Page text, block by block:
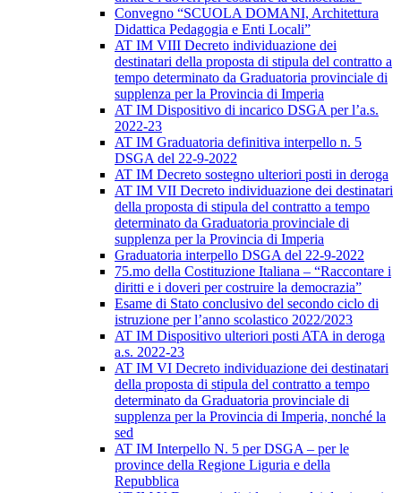
Convegno “SCUOLA DOMANI, Architettura
Didattica Pedagogia e Enti Locali”
AT IM VIII Decreto individuazione dei
destinatari della proposta di stipula del contratto a
tempo determinato da Graduatoria provinciale di
supplenza per la Provincia di Imperia
AT IM Dispositivo di incarico DSGA per l’a.s.
2022-23
AT IM Graduatoria definitiva interpello n. 5
DSGA del 22-9-2022
AT IM Decreto sostegno ulteriori posti in deroga
AT IM VII Decreto individuazione dei destinatari
della proposta di stipula del contratto a tempo
determinato da Graduatoria provinciale di
supplenza per la Provincia di Imperia
Graduatoria interpello DSGA del 22-9-2022
75.mo della Costituzione Italiana – “Raccontare i
diritti e i doveri per costruire la democrazia”
Esame di Stato conclusivo del secondo ciclo di
istruzione per l’anno scolastico 2022/2023
AT IM Dispositivo ulteriori posti ATA in deroga
a.s. 2022-23
AT IM VI Decreto individuazione dei destinatari
della proposta di stipula del contratto a tempo
determinato da Graduatoria provinciale di
supplenza per la Provincia di Imperia, nonché la
sed
AT IM Interpello N. 5 per DSGA – per le
province della Regione Liguria e della
Repubblica